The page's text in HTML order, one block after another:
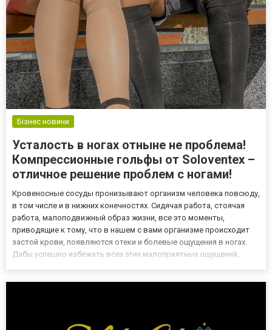
Бізнес новини
Усталость в ногах отныне не проблема!
Компрессионные гольфы от Soloventex –
отличное решение проблем с ногами!
Кровеносные сосуды пронизывают организм человека повсюду,
в том числе и в нижних конечностях. Сидячая работа, стоячая
работа, малоподвижный образ жизни, все это моменты,
приводящие к тому, что в нашем с вами организме происходит
застой крови, появляются отеки и болевые ощущения в ногах.
Дабы успешно избежать всех этих малоприятных ощущений,